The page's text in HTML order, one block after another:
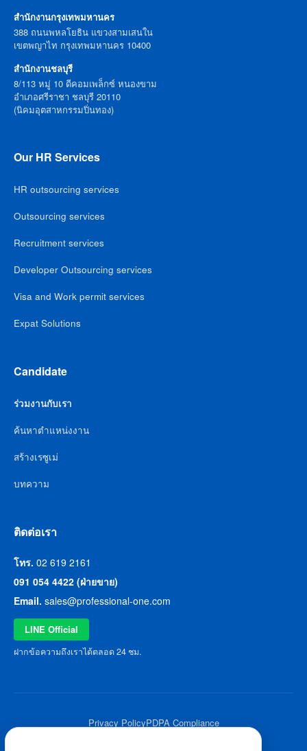
สำนักงานกรุงเทพมหานคร
388 ถนนพหลโยธิน แขวงสามเสนใน
เขตพญาไท กรุงเทพมหานคร 10400
สำนักงานชลบุรี
8/113 หมู่ 10 ดีคอมเพล็กซ์ หนองขาม
อำเภอศรีราชา ชลบุรี 20110
(นิคมอุตสาหกรรมปิ่นทอง)
Our HR Services
HR outsourcing services
Outsourcing services
Recruitment services
Developer Outsourcing services
Visa and Work permit services
Expat Solutions
Candidate
ร่วมงานกับเรา
ค้นหาตำแหน่งงาน
สร้างเรซูเม่
บทความ
ติดต่อเรา
โทร. 02 619 2161
091 054 4422 (ฝ่ายขาย)
Email. sales@professional-one.com
LINE Official
ฝากข้อความถึงเราได้ตลอด 24 ชม.
Privacy PolicyPDPA Compliance